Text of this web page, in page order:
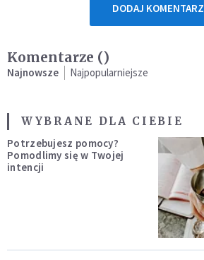
DODAJ KOMENTARZ
Komentarze ()
Najnowsze Najpopularniejsze
WYBRANE DLA CIEBIE
Potrzebujesz pomocy?
Pomodlimy się w Twojej
intencji